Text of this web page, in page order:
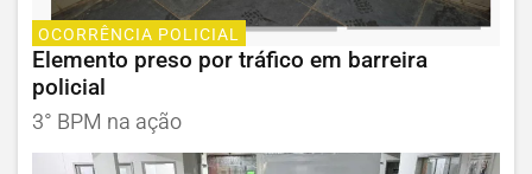
OCORRÊNCIA POLICIAL
Elemento preso por tráfico em barreira
policial
3° BPM na ação